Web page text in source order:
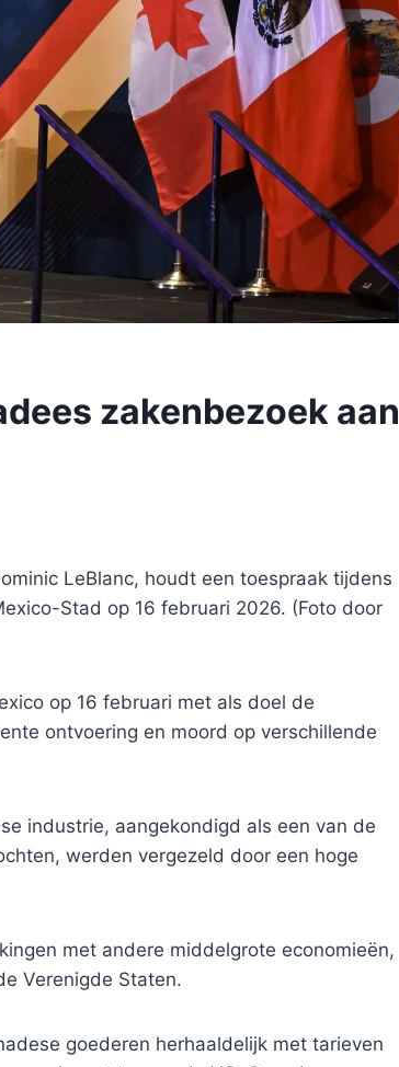
zakenbezoek aan
LeBlanc, houdt een toespraak tijdens
Stad op 16 februari 2026. (Foto door
op 16 februari met als doel de
ontvoering en moord op verschillende
industrie, aangekondigd als een van de
werden vergezeld door een hoge
met andere middelgrote economieën,
Verenigde Staten.
goederen herhaaldelijk met tarieven